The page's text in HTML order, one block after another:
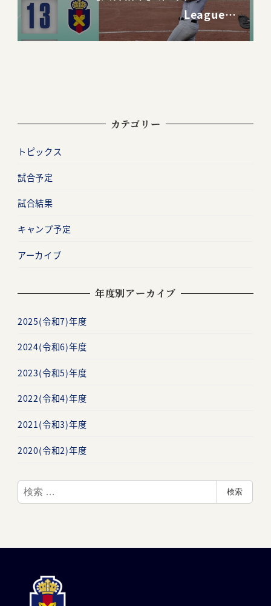
League…
カテゴリー
トピックス
試合予定
試合結果
キャンプ予定
アーカイブ
年度別アーカイブ
2025(令和7)年度
2024(令和6)年度
2023(令和5)年度
2022(令和4)年度
2021(令和3)年度
2020(令和2)年度
検
索
検索